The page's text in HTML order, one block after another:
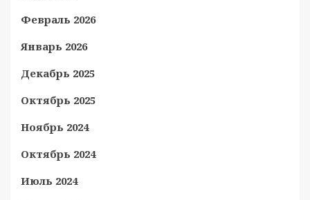
Февраль 2026
Январь 2026
Декабрь 2025
Октябрь 2025
Ноябрь 2024
Октябрь 2024
Июль 2024